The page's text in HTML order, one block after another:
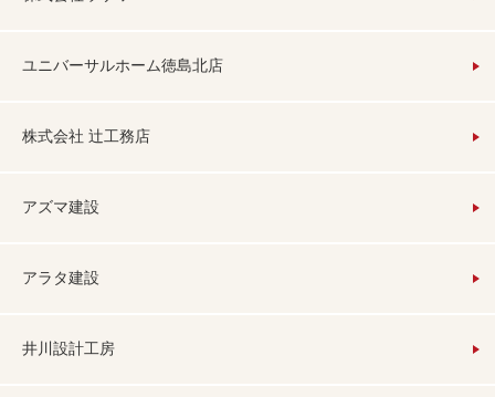
ユニバーサルホーム徳島北店
株式会社 辻工務店
アズマ建設
アラタ建設
井川設計工房